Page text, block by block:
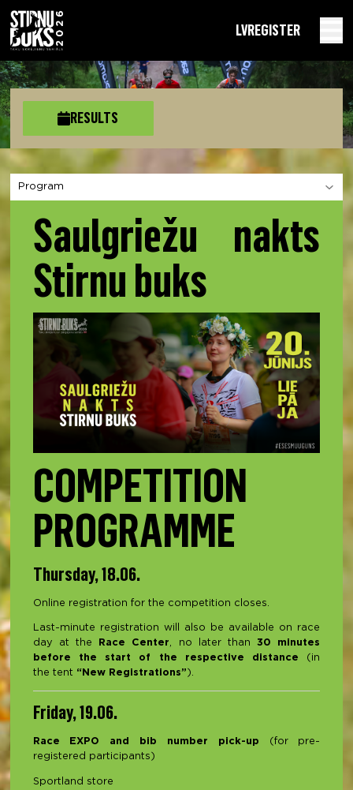
LVREGISTER
RESULTS
Saulgriežu nakts
Stirnu buks
COMPETITION
PROGRAMME
Thursday, 18.06.
Online registration for the competition closes.
Last-minute registration will also be available on race
day at the
Race Center, no later than30 minutes
before the start of the respective distance
(in
the tent “New Registrations” ).
Friday, 19.06.
Race EXPO and bib number pick-up (for pre-
registered participants)
Sportland store